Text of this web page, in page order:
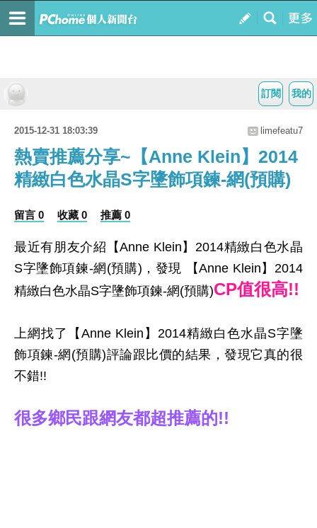
我的
訂閱
2015-12-31 18:03:39 limefeatu7
熱賣推薦分享~【Anne Klein】2014
精緻白色水晶S字墬飾項鍊-網(預購)
留言 0 收藏 0 推薦 0
最近有朋友介紹【Anne Klein】2014精緻白色水晶
S字墬飾項鍊-網(預購)，發現 【Anne Klein】2014
精緻白色水晶S字墬飾項鍊-網(預購)CP值很高!!
上網找了【Anne Klein】2014精緻白色水晶S字墬
飾項鍊-網(預購)評論跟比價的結果，發現它真的很
不錯!!
很多鄉民跟網友都超推薦的!!